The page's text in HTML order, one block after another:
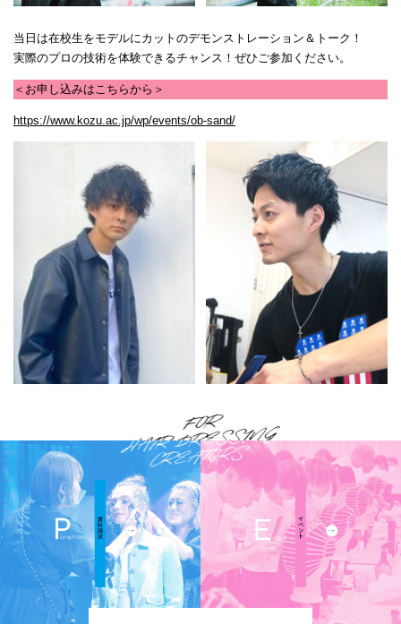
当日は在校生をモデルにカットのデモンストレーション＆トーク！
実際のプロの技術を体験できるチャンス！ぜひご参加ください。
＜お申し込みはこちらから＞
https://www.kozu.ac.jp/wp/events/ob-sand/